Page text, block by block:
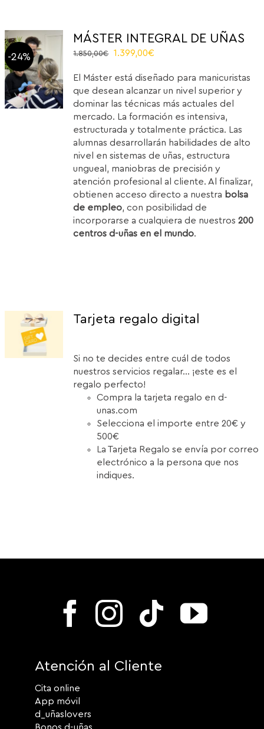
-24%
MÁSTER INTEGRAL DE UÑAS
1.850,00€
Original
was:
1.850,00€.
1.399,00€
is:
1.399,00€.
El Máster está diseñado para manicuristas
que desean alcanzar un nivel superior y
dominar las técnicas más actuales del
mercado. La formación es intensiva,
estructurada y totalmente práctica. Las
alumnas desarrollarán habilidades de alto
nivel en sistemas de uñas, estructura
ungueal, maniobras de precisión y
atención profesional al cliente. Al finalizar,
obtienen acceso directo a nuestra bolsa
de empleo, con posibilidad de
incorporarse a cualquiera de nuestros200
centros d-uñas en el mundo.
Tarjeta regalo digital
Si no te decides entre cuál de todos
nuestros servicios regalar... ¡este es el
regalo perfecto!
Compra la tarjeta regalo en d-
unas.com
Selecciona el importe entre 20€ y
500€
La Tarjeta Regalo se envía por correo
electrónico a la persona que nos
indiques.
Atención al Cliente
Cita online
App móvil
d_uñaslovers